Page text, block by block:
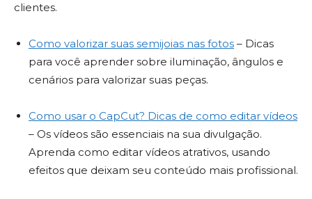
clientes.
Como valorizar suas semijoias nas fotos – Dicas
para você aprender sobre iluminação, ângulos e
cenários para valorizar suas peças.
Como usar o CapCut? Dicas de como editar vídeos
– Os vídeos são essenciais na sua divulgação.
Aprenda como editar vídeos atrativos, usando
efeitos que deixam seu conteúdo mais profissional.